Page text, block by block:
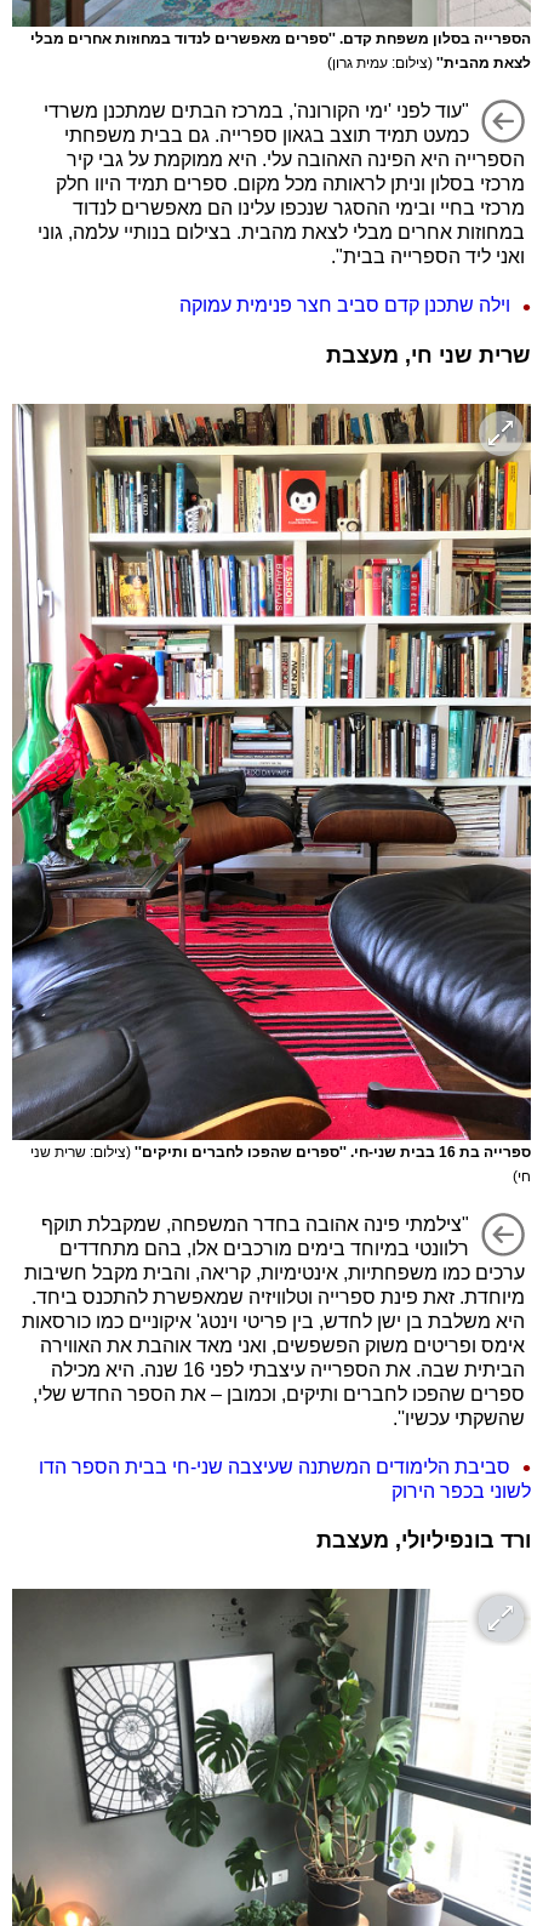
הספרייה בסלון משפחת קדם. ''ספרים מאפשרים לנדוד במחוזות אחרים מבלי
לצאת מהבית'' (צילום: עמית גרון)
"עוד לפני 'ימי הקורונה', במרכז הבתים שמתכנן משרדי
כמעט תמיד תוצב בגאון ספרייה. גם בבית משפחתי
הספרייה היא הפינה האהובה עלי. היא ממוקמת על גבי קיר
מרכזי בסלון וניתן לראותה מכל מקום. ספרים תמיד היוו חלק
מרכזי בחיי ובימי ההסגר שנכפו עלינו הם מאפשרים לנדוד
במחוזות אחרים מבלי לצאת מהבית. בצילום בנותיי עלמה, גוני
ואני ליד הספרייה בבית".
וילה שתכנן קדם סביב חצר פנימית עמוקה
שרית שני חי, מעצבת
ספרייה בת 16 בבית שני-חי. ''ספרים שהפכו לחברים ותיקים''
(צילום: שרית שני
חי)
"צילמתי פינה אהובה בחדר המשפחה, שמקבלת תוקף
רלוונטי במיוחד בימים מורכבים אלו, בהם מתחדדים
ערכים כמו משפחתיות, אינטימיות, קריאה, והבית מקבל חשיבות
מיוחדת. זאת פינת ספרייה וטלוויזיה שמאפשרת להתכנס ביחד.
היא משלבת בן ישן לחדש, בין פריטי וינטג' איקוניים כמו כורסאות
אימס ופריטים משוק הפשפשים, ואני מאד אוהבת את האווירה
הביתית שבה. את הספרייה עיצבתי לפני 16 שנה. היא מכילה
ספרים שהפכו לחברים ותיקים, וכמובן – את הספר החדש שלי,
שהשקתי עכשיו''.
סביבת הלימודים המשתנה שעיצבה שני-חי בבית הספר הדו
לשוני בכפר הירוק
ורד בונפיליולי, מעצבת